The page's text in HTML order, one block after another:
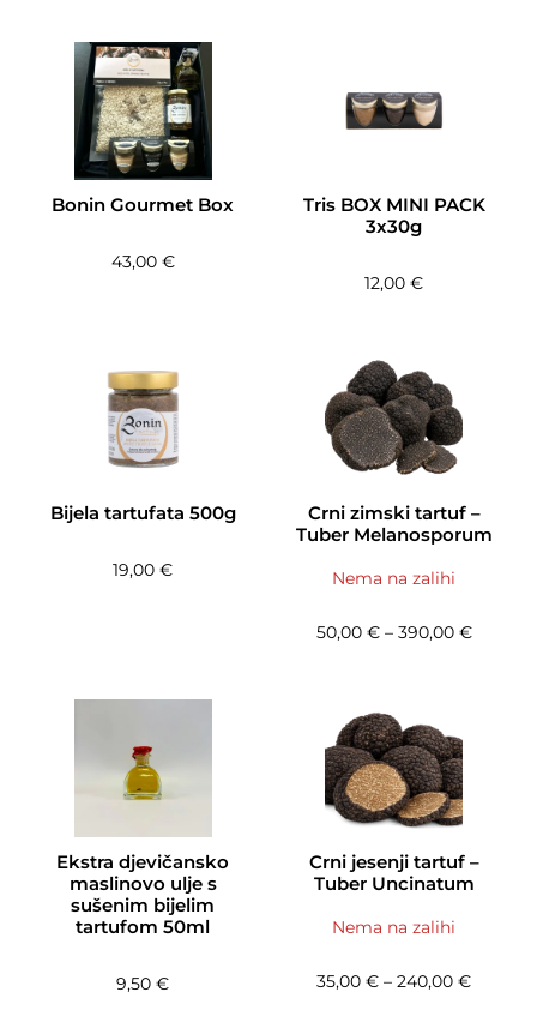
Bonin Gourmet Box
43,00 €
Tris BOX MINI PACK
3x30g
12,00€
Bijela tartufata 500g
19,00€
Crni zimski tartuf –
Tuber Melanosporum
Nema na zalihi
50,00 € – 390,00 €
Ekstra djevičansko
maslinovo ulje s
sušenim bijelim
tartufom 50ml
9,50€
Crni jesenji tartuf –
Tuber Uncinatum
Nema na zalihi
35,00€ – 240,00€